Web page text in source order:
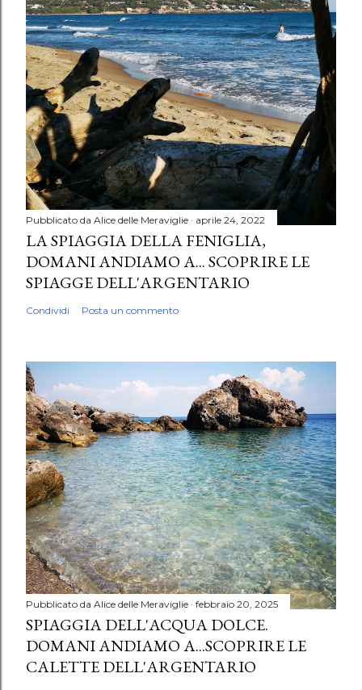
Pubblicato da Alice delle Meraviglie aprile 24, 2022
LA SPIAGGIA DELLA FENIGLIA,
DOMANI ANDIAMO A... SCOPRIRE LE
SPIAGGE DELL'ARGENTARIO
Condividi Posta un commento
Pubblicato da Alice delle Meraviglie febbraio 20, 2025
SPIAGGIA DELL'ACQUA DOLCE.
DOMANI ANDIAMO A...SCOPRIRE LE
CALETTE DELL'ARGENTARIO